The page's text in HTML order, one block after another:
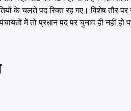
के चलते पद रिक्त रह गए। विशेष तौर
में तो प्रधान पद पर चुनाव ही नहीं हो